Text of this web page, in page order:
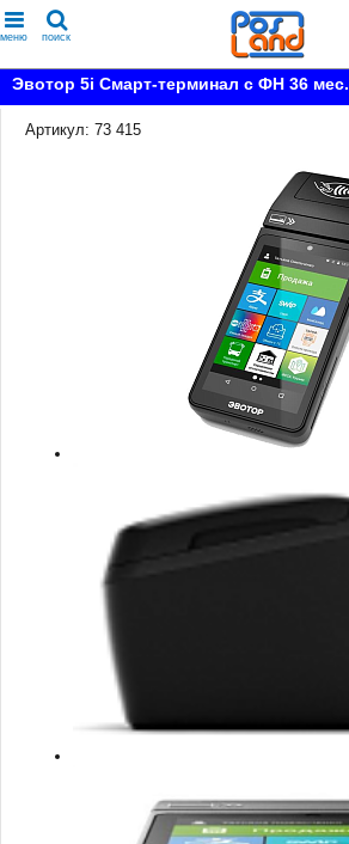
меню поиск
Эвотор 5i Смарт-терминал с ФН 36 мес.
Артикул: 73 415